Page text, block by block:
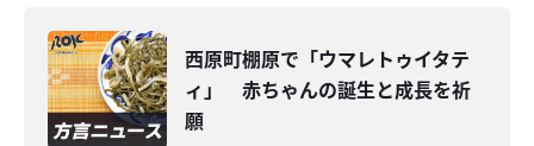
西原町棚原で「ウマレトゥイタテ
ィ」 赤ちゃんの誕生と成長を祈
願